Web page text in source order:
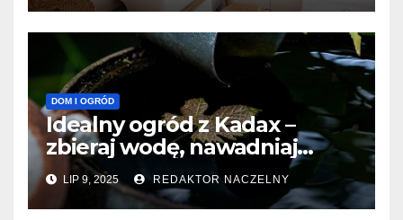
DOM I OGRÓD
Idealny ogród z Kadax –
zbieraj wodę, nawadniaj
precyzyjnie, oszczędzaj i ciesz
się zielenią
LIP 9, 2025 REDAKTOR NACZELNY